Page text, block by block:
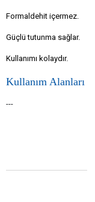
Formaldehit içermez.
Güçlü tutunma sağlar.
Kullanımı kolaydır.
Kullanım Alanları
---